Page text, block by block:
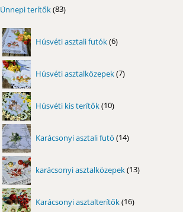
Ünnepi terítők 83
termék
Húsvéti asztali futók 6
termék
Húsvéti asztalközepek 7
termék
Húsvéti kis terítők 10
termék
Karácsonyi asztali futó 14
termék
karácsonyi asztalközepek 13
termék
Karácsonyi asztalterítők 16
termék